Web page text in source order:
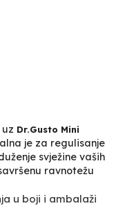
Dr.Gusto Mini
je za regulisanje
svježine vaših
ravnotežu
u boji i ambalaži